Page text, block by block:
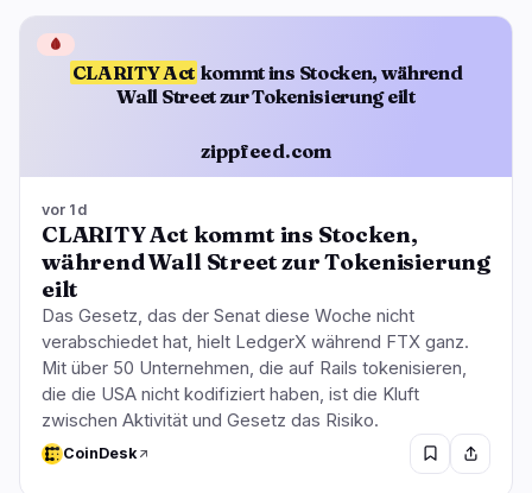
CLARITY Act kommt ins Stocken, während
Wall Street zur Tokenisierung eilt
zippfeed.com
🩸
vor 1d
CLARITY Act kommt ins Stocken,
während Wall Street zur Tokenisierung
eilt
Das Gesetz, das der Senat diese Woche nicht
verabschiedet hat, hielt LedgerX während FTX ganz.
Mit über 50 Unternehmen, die auf Rails tokenisieren,
die die USA nicht kodifiziert haben, ist die Kluft
zwischen Aktivität und Gesetz das Risiko.
CoinDesk